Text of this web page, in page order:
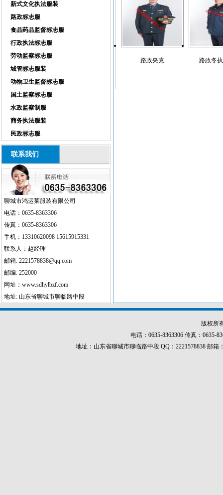
新式文化执法服装
路政标志服
食品药品监督标志服
行政执法标志服
劳动监察标志服
城管标志服装
动物卫生监督标志服
国土监察标志服
水政监察制服
商务执法服装
民政标志服
联系我们
聊城市鸿运莱服装有限公司
电话：0635-8363306
传真：0635-8363306
手机：13310620098 15615915331
联系人：赵经理
邮箱: 2221578838@qq.com
邮编: 252000
网址：www.sdhylbzf.com
地址: 山东省聊城市聊临路中段
路政夹克 路政冬
版权所
电话：0635-8363306 传真：0635-
地址：山东省聊城市聊临路中段 QQ：2221578838 邮箱